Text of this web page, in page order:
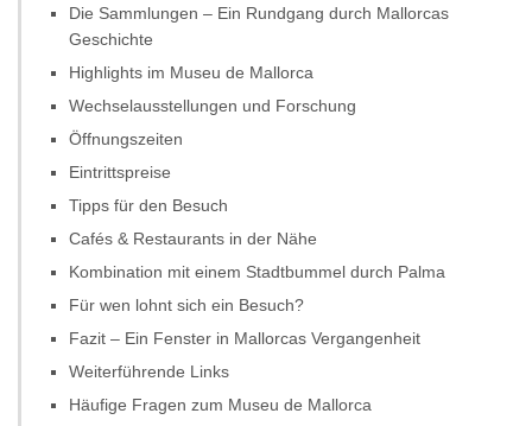
Die Sammlungen – Ein Rundgang durch Mallorcas
Geschichte
Highlights im Museu de Mallorca
Wechselausstellungen und Forschung
Öffnungszeiten
Eintrittspreise
Tipps für den Besuch
Cafés & Restaurants in der Nähe
Kombination mit einem Stadtbummel durch Palma
Für wen lohnt sich ein Besuch?
Fazit – Ein Fenster in Mallorcas Vergangenheit
Weiterführende Links
Häufige Fragen zum Museu de Mallorca